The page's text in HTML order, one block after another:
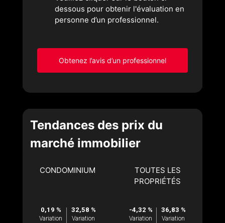
dessous pour obtenir l'évaluation en
personne d’un professionnel.
Obtenez l’avis d’un professionnel
Tendances des prix du
marché immobilier
CONDOMINIUM
0,19 %
Variation
32,58 %
Variation
TOUTES LES
PROPRIÉTÉS
-4,32 %
Variation
36,83 %
Variation